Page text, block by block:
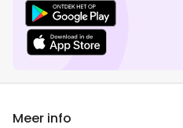
Meer info